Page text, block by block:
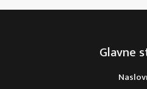
Glavne